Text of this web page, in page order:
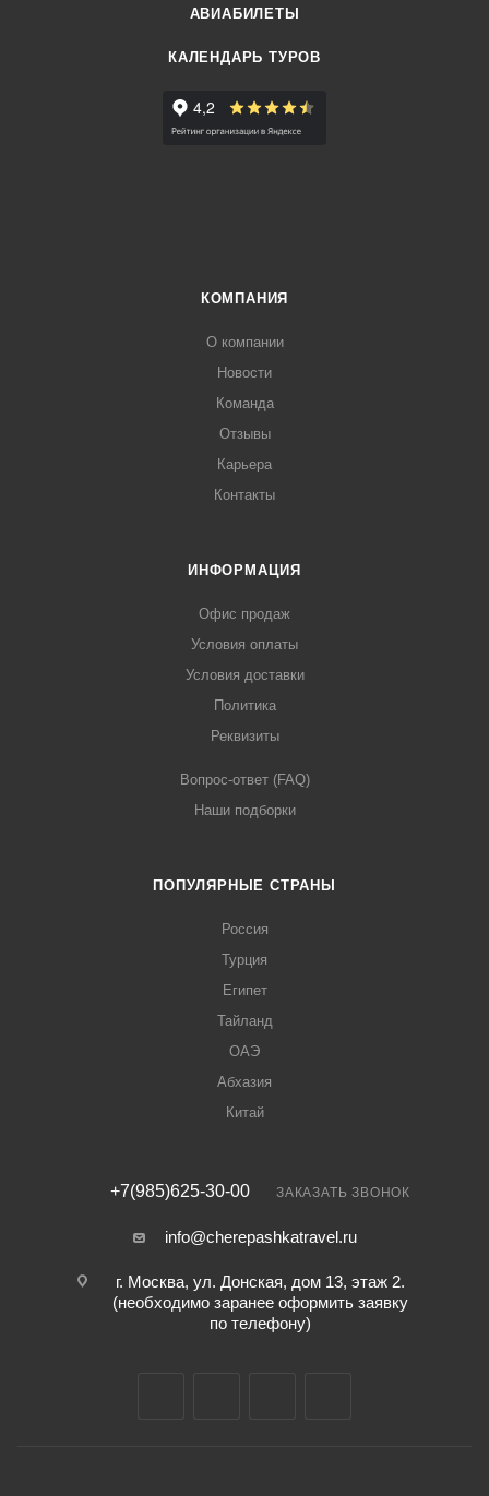
АВИАБИЛЕТЫ
КАЛЕНДАРЬ ТУРОВ
КОМПАНИЯ
О компании
Новости
Команда
Отзывы
Карьера
Контакты
ИНФОРМАЦИЯ
Офис продаж
Условия оплаты
Условия доставки
Политика
Реквизиты
Вопрос-ответ (FAQ)
Наши подборки
ПОПУЛЯРНЫЕ СТРАНЫ
Россия
Турция
Египет
Тайланд
ОАЭ
Абхазия
Китай
+7(985)625-30-00 ЗАКАЗАТЬ ЗВОНОК
info@cherepashkatravel.ru
г. Москва, ул. Донская, дом 13, этаж 2.
(необходимо заранее оформить заявку
по телефону)